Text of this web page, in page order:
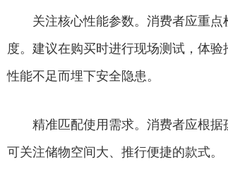
关注核心性能参数。消费者应重点
度。建议在购买时进行现场测试，体
性能不足而埋下安全隐患。
精准匹配使用需求。消费者应根据
可关注储物空间大、推行便捷的款式。